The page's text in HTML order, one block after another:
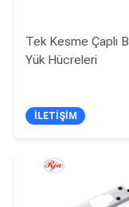
SITE
HARITASI
GIZLILIK
Tek Kesme Çaplı
Yük Hücreleri
İLETIŞIM